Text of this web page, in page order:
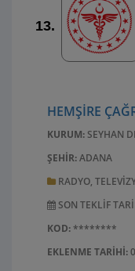
13.
HEMŞIRE
KURUM: SEYHAN
ŞEHIR:ADANA
RADYO,
SON TEKLIF
KOD:********
EKLENME TARIHI: